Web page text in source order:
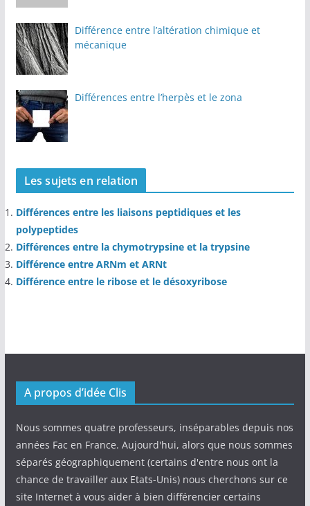
Différence entre l’altération chimique et
mécanique
Différences entre l’herpès et le zona
Les sujets en relation
Différences entre les liaisons peptidiques et les
polypeptides
Différences entre la chymotrypsine et la trypsine
Différence entre ARNm et ARNt
Différence entre le ribose et le désoxyribose
A propos d’idée Clis
Nous sommes quatre professeurs, inséparables depuis nos
années Fac en France. Aujourd'hui, alors que nous sommes
séparés géographiquement (certains d'entre nous ont la
chance de travailler aux Etats-Unis) nous cherchons sur ce
site Internet à vous aider à bien différencier certains